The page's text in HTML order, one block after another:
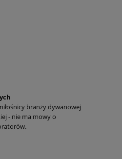
branży dywanowej
- nie ma mowy o